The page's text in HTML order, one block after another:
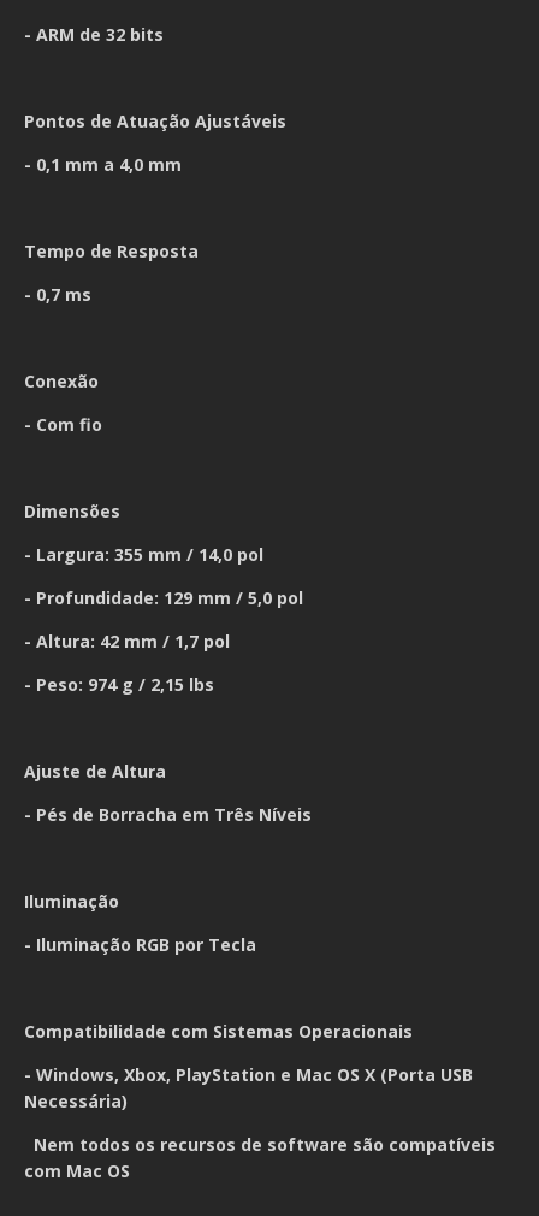
- ARM de 32 bits
Pontos de Atuação Ajustáveis
- 0,1 mm a 4,0 mm
Tempo de Resposta
- 0,7 ms
Conexão
- Com fio
Dimensões
- Largura: 355 mm / 14,0 pol
- Profundidade: 129 mm / 5,0 pol
- Altura: 42 mm / 1,7 pol
- Peso: 974 g / 2,15 lbs
Ajuste de Altura
- Pés de Borracha em Três Níveis
Iluminação
- Iluminação RGB por Tecla
Compatibilidade com Sistemas Operacionais
- Windows, Xbox, PlayStation e Mac OS X (Porta USB
Necessária)
Nem todos os recursos de software são compatíveis
com Mac OS